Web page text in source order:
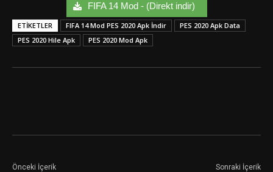
FIFA 14 Mod - (Direkt indir)
ETIKETLER FIFA 14 Mod PES 2020 Apk İndir
PES 2020 Apk Data
PES 2020 Hile Apk
PES 2020 Mod Apk
Önceki İçerik Sonraki İçerik